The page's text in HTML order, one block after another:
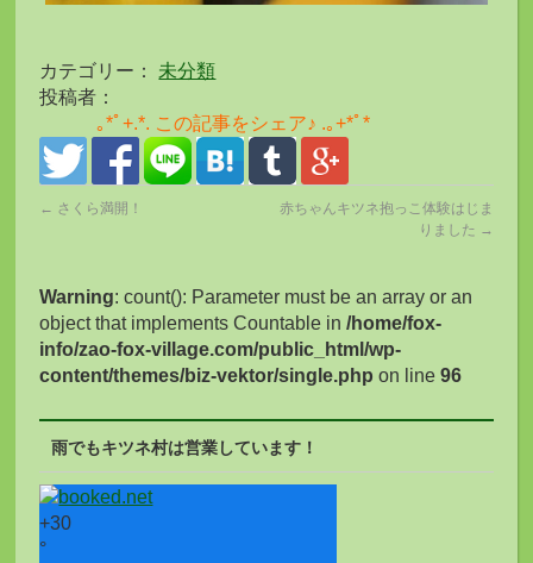
カテゴリー： 未分類
投稿者：
｡*ﾟ+.*. この記事をシェア♪ .｡+*ﾟ*
← さくら満開！
赤ちゃんキツネ抱っこ体験はじま
りました →
Warning: count(): Parameter must be an array or an
object that implements Countable in/home/fox-
info/zao-fox-village.com/public_html/wp-
content/themes/biz-vektor/single.php on line96
雨でもキツネ村は営業しています！
+30
°